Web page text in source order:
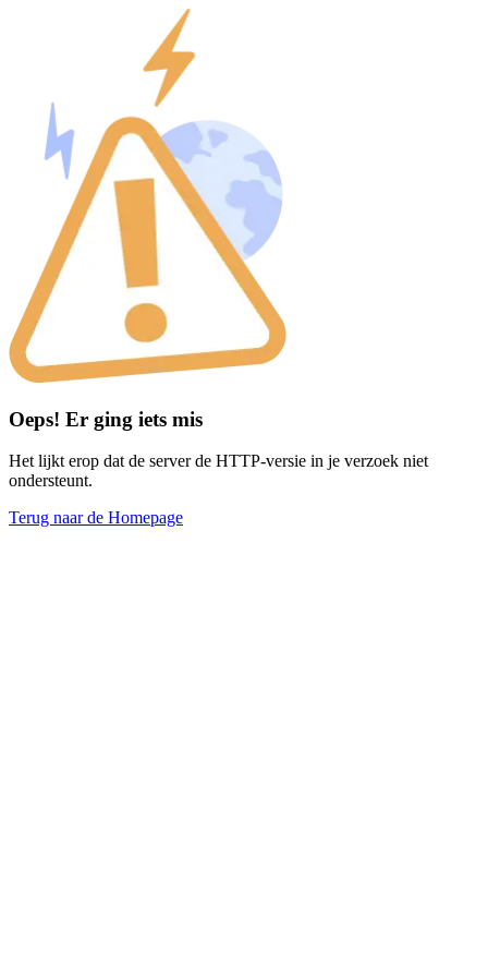
Oeps! Er ging iets mis
Het lijkt erop dat de server de HTTP-versie in je verzoek niet
ondersteunt.
Terug naar de Homepage